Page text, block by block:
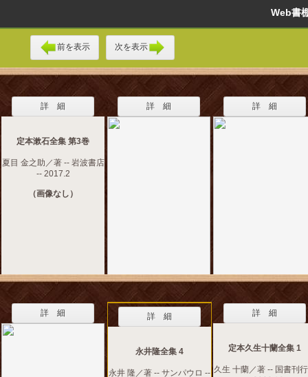
Web
前を表示 次を表示
詳 細
定本漱石全集 第3巻
夏目 金之助／著 -- 岩波書店
-- 2017.2
（画像なし）
詳 細 詳 細
詳 細 詳 細
永井隆全集 4
永井 隆／著 -- サンパウロ --
詳 細
定本久生十蘭全集 1
久生 十蘭／著 -- 国書刊